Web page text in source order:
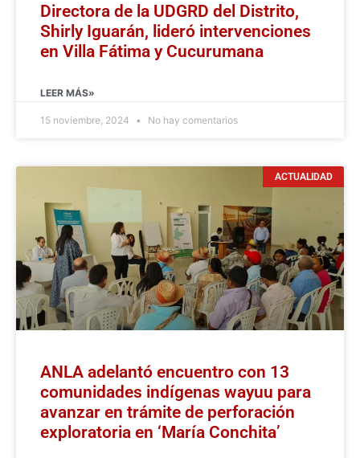
Directora de la UDGRD del Distrito,
Shirly Iguarán, lideró intervenciones
en Villa Fátima y Cucurumana
LEER MÁS»
15 noviembre, 2024 No hay comentarios
ACTUALIDAD
ANLA adelantó encuentro con 13
comunidades indígenas wayuu para
avanzar en trámite de perforación
exploratoria en ‘María Conchita’